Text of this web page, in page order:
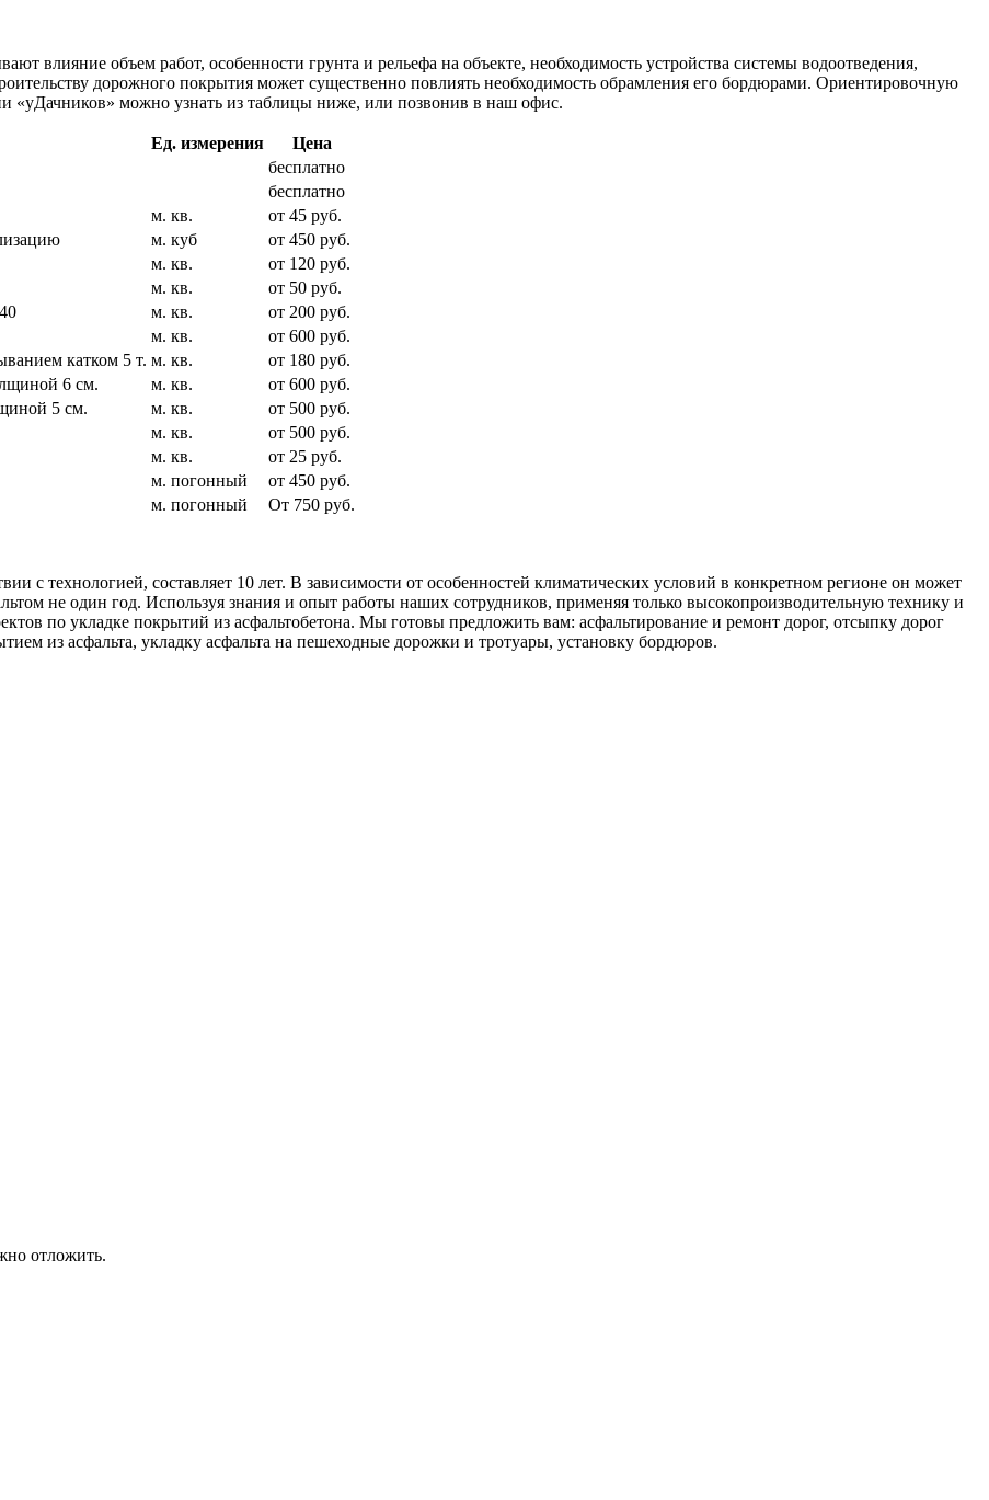
влияние объем работ, особенности грунта и рельефа на объекте, необходимость устройства системы водоотведения,
дорожного покрытия может существенно повлиять необходимость обрамления его бордюрами. Ориентировочную
«уДачников» можно узнать из таблицы ниже, или позвонив в наш офис.
Ед. измерения
Цена
бесплатно
бесплатно
м. кв.
от 45 руб.
м. куб
от 450 руб.
м. кв.
от 120 руб.
м. кв.
от 50 руб.
м. кв.
от 200 руб.
м. кв.
от 600 руб.
катком 5 т. м. кв.
от 180 руб.
6 см.
м. кв.
от 600 руб.
5 см.
м. кв.
от 500 руб.
м. кв.
от 500 руб.
м. кв.
от 25 руб.
м. погонный
от 450 руб.
м. погонный От 750 руб.
с технологией, составляет 10 лет. В зависимости от особенностей климатических условий в конкретном регионе он может
не один год. Используя знания и опыт работы наших сотрудников, применяя только высокопроизводительную технику и
по укладке покрытий из асфальтобетона. Мы готовы предложить вам: асфальтирование и ремонт дорог, отсыпку дорог
из асфальта, укладку асфальта на пешеходные дорожки и тротуары, установку бордюров.
отложить.